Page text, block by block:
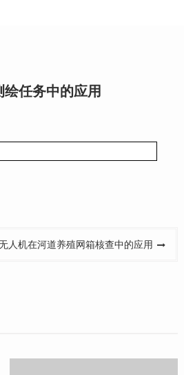
任务中的应用
人机在河道养殖网箱核查中的应用